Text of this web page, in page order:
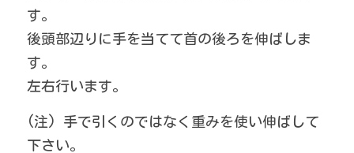
す。
後頭部辺りに手を当てて首の後ろを伸ばしま
す。
左右行います。
(注) 手で引くのではなく重みを使い伸ばして
下さい。